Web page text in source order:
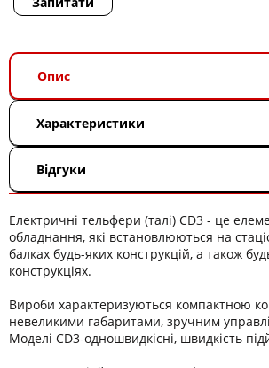
Опис
Характеристики
Відгуки
Електричні тельфери (талі) CD3 - це
обладнання, які встановлюються на
балках будь-яких конструкцій, а також
конструкціях.
Вироби характеризуються компактною
невеликими габаритами, зручним
Моделі CD3-одношвидкісні, швидкість